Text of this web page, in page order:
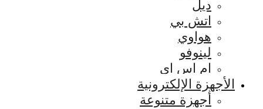
ديل
اتش بي
هواوي
لينوفو
ام اس اي
الأجهزة الإلكترونية
أجهزة متنوعة